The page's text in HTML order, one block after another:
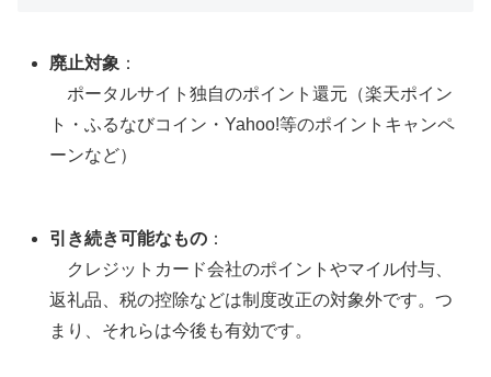
廃止対象 ：
ポータルサイト独自のポイント還元（楽天ポイン
ト・ふるなびコイン・Yahoo!等のポイントキャンペ
ーンなど）
引き続き可能なもの ：
クレジットカード会社のポイントやマイル付与、
返礼品、税の控除などは制度改正の対象外です。つ
まり、それらは今後も有効です。